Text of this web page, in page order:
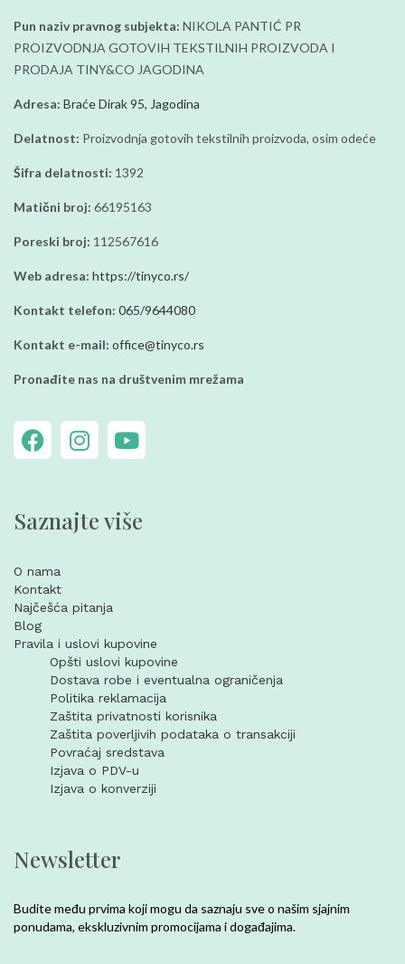
Pun naziv pravnog subjekta: NIKOLA PANTIĆ PR
PROIZVODNJA GOTOVIH TEKSTILNIH PROIZVODA I
PRODAJA TINY&CO JAGODINA
Adresa: Braće Dirak 95, Jagodina
Delatnost: Proizvodnja gotovih tekstilnih proizvoda, osim odeće
Šifra delatnosti: 1392
Matični broj: 66195163
Poreski broj: 112567616
Web adresa: https://tinyco.rs/
Kontakt telefon: 065/9644080
Kontakt e-mail: office@tinyco.rs
Pronađite nas na društvenim mrežama
Saznajte više
O nama
Kontakt
Najčešća pitanja
Blog
Pravila i uslovi kupovine
Opšti uslovi kupovine
Dostava robe i eventualna ograničenja
Politika reklamacija
Zaštita privatnosti korisnika
Zaštita poverljivih podataka o transakciji
Povraćaj sredstava
Izjava o PDV-u
Izjava o konverziji
Newsletter
Budite među prvima koji mogu da saznaju sve o našim sjajnim
ponudama, ekskluzivnim promocijama i događajima.